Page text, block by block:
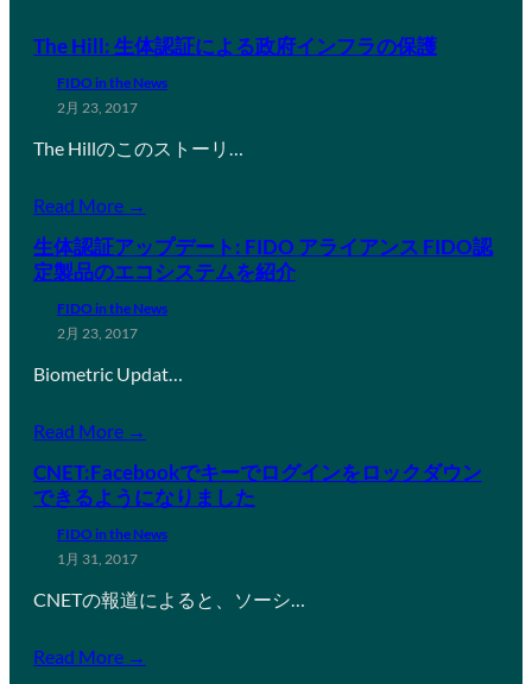
The Hill: 生体認証による政府インフラの保護
FIDO in the News
2月 23, 2017
The Hillのこのストーリ…
Read More →
生体認証アップデート: FIDO アライアンス FIDO認
定製品のエコシステムを紹介
FIDO in the News
2月 23, 2017
Biometric Updat…
Read More →
CNET:Facebookでキーでログインをロックダウン
できるようになりました
FIDO in the News
1月 31, 2017
CNETの報道によると、ソーシ…
Read More →